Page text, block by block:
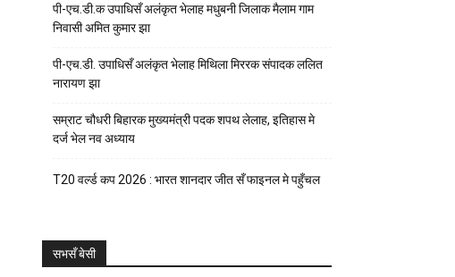
पी-एच.डी.क उपाधिसँ अलंकृत भेलाह मधुबनी जिलाक मैलाम गाम
निवासी अमित कुमार झा
पी-एच.डी. उपाधिसँ अलंकृत भेलाह मिथिला मिररक संपादक ललित
नारायण झा
सम्राट चौधरी बिहारक मुख्यमंत्री पदक शपथ लेलाह, इतिहास मे
दर्ज भेल नव अध्याय
T20 वर्ल्ड कप 2026 : भारत शानदार जीत सँ फाइनल मे पहुँचल
सभसँ बेसी